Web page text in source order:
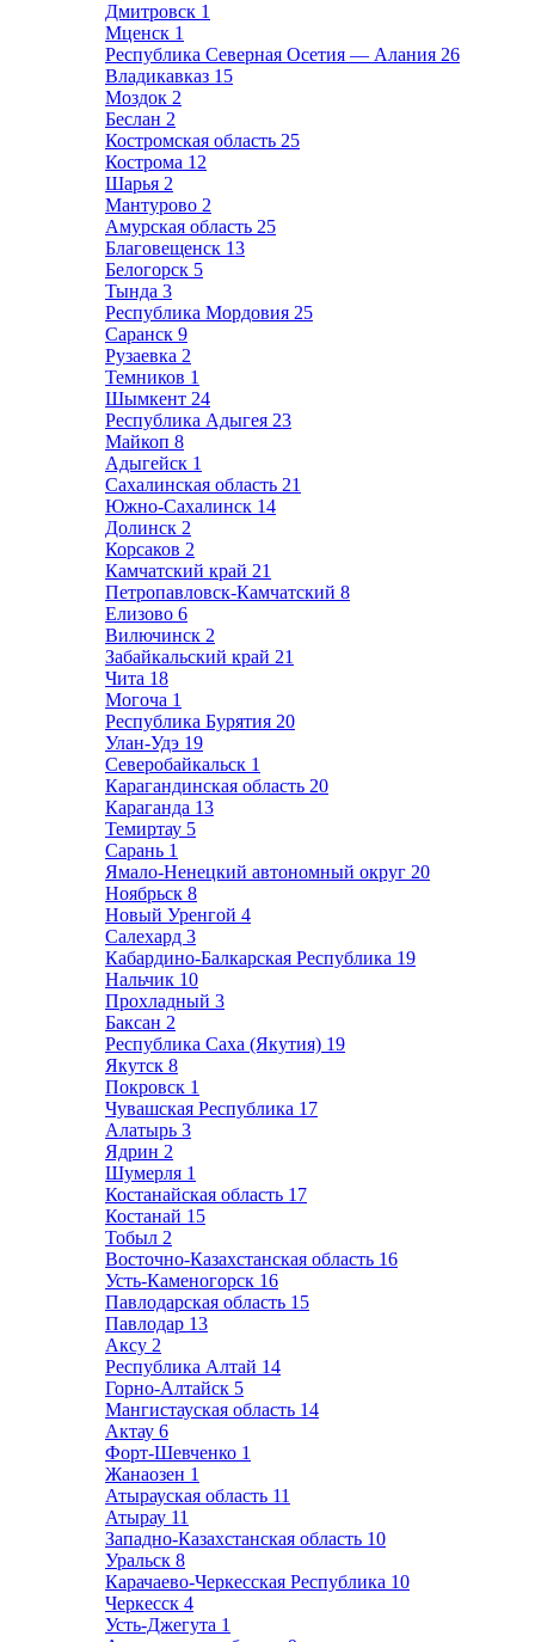
Дмитровск 1
Мценск 1
Республика Северная Осетия — Алания 26
Владикавказ 15
Моздок 2
Беслан 2
Костромская область 25
Кострома 12
Шарья 2
Мантурово 2
Амурская область 25
Благовещенск 13
Белогорск 5
Тында 3
Республика Мордовия 25
Саранск 9
Рузаевка 2
Темников 1
Шымкент 24
Республика Адыгея 23
Майкоп 8
Адыгейск 1
Сахалинская область 21
Южно-Сахалинск 14
Долинск 2
Корсаков 2
Камчатский край 21
Петропавловск-Камчатский 8
Елизово 6
Вилючинск 2
Забайкальский край 21
Чита 18
Могоча 1
Республика Бурятия 20
Улан-Удэ 19
Северобайкальск 1
Карагандинская область 20
Караганда 13
Темиртау 5
Сарань 1
Ямало-Ненецкий автономный округ 20
Ноябрьск 8
Новый Уренгой 4
Салехард 3
Кабардино-Балкарская Республика 19
Нальчик 10
Прохладный 3
Баксан 2
Республика Саха (Якутия) 19
Якутск 8
Покровск 1
Чувашская Республика 17
Алатырь 3
Ядрин 2
Шумерля 1
Костанайская область 17
Костанай 15
Тобыл 2
Восточно-Казахстанская область 16
Усть-Каменогорск 16
Павлодарская область 15
Павлодар 13
Аксу 2
Республика Алтай 14
Горно-Алтайск 5
Мангистауская область 14
Актау 6
Форт-Шевченко 1
Жанаозен 1
Атырауская область 11
Атырау 11
Западно-Казахстанская область 10
Уральск 8
Карачаево-Черкесская Республика 10
Черкесск 4
Усть-Джегута 1